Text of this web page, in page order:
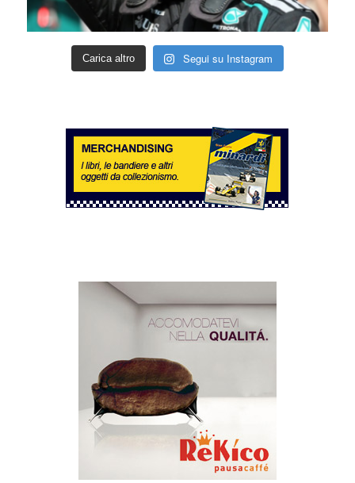
Carica altro Segui su Instagram